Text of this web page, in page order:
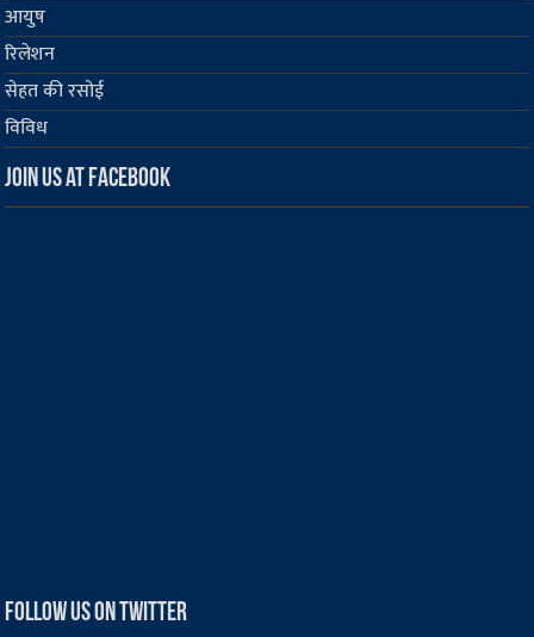
आयुष
रिलेशन
सेहत की रसोई
विविध
Join us at Facebook
Follow us on Twitter